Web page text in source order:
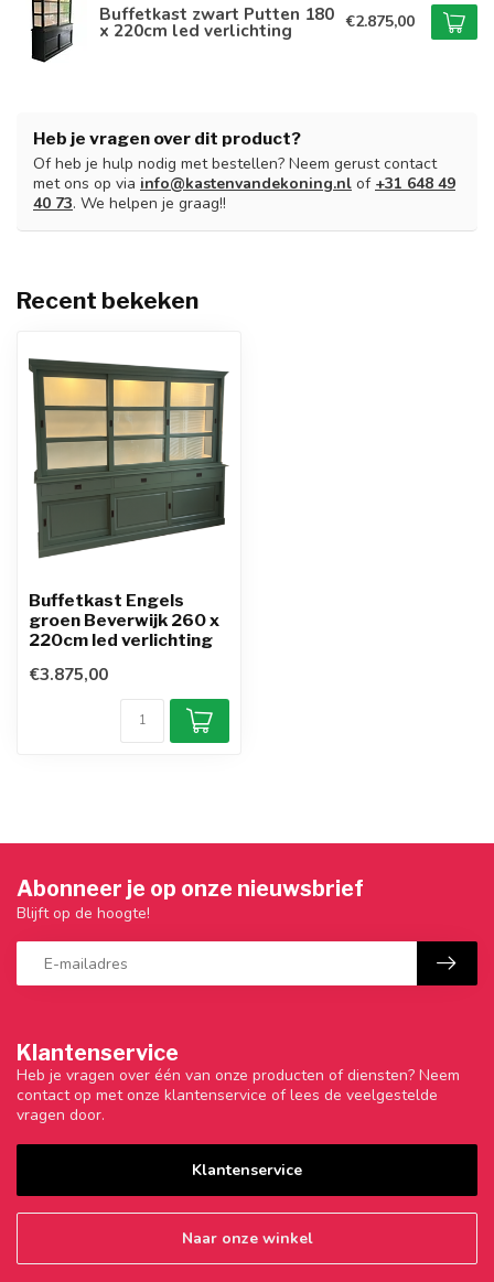
Buffetkast zwart Putten 180
x 220cm led verlichting €2.875,00
Heb je vragen over dit product?
Of heb je hulp nodig met bestellen? Neem gerust contact
met ons op via info@kastenvandekoning.nl of +31 648 49
40 73. We helpen je graag!!
Recent bekeken
Buffetkast Engels
groen Beverwijk 260 x
220cm led verlichting
€3.875,00
Klantenservice
Heb je vragen over één van onze producten of diensten? Neem
contact op met onze klantenservice of lees de veelgestelde
vragen door.
Klantenservice
Naar onze winkel
Abonneer je op onze nieuwsbrief
Blijft op de hoogte!